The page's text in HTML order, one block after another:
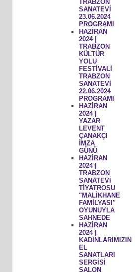
TRABZON
SANATEVİ
23.06.2024
PROGRAMI
HAZİRAN
2024 |
TRABZON
KÜLTÜR
YOLU
FESTİVALİ
TRABZON
SANATEVİ
22.06.2024
PROGRAMI
HAZİRAN
2024 |
YAZAR
LEVENT
ÇANAKÇI
İMZA
GÜNÜ
HAZİRAN
2024 |
TRABZON
SANATEVİ
TİYATROSU
"MALİKHANE
FAMİLYASI"
OYUNUYLA
SAHNEDE
HAZİRAN
2024 |
KADINLARIMIZIN
EL
SANATLARI
SERGİSİ
SALON